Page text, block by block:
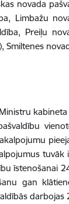
novada
Limbažu
Preiļu
tuvāk
īstenošanai
gan
darbojas